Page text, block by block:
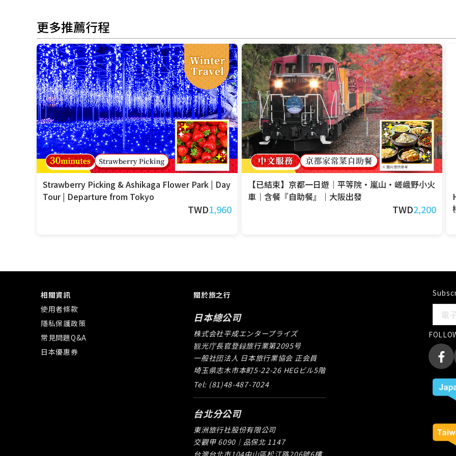
更多推薦行程
Strawberry Picking & Ashikaga Flower Park | Day
Tour | Departure from Tokyo
TWD1,960
【已結束】京都一日遊｜平等院・嵐山・嵯峨野小火
車｜含餐『自助餐』｜大阪出發
TWD2,200
相關資訊
使用者條款
隱私保護政策
常見問題Q&A
日本優惠券
關於旅之行
日本總公司
株式会社平成エンタープライズ
観光庁長官登録旅行業第2095号
一般社団法人 日本旅行業協会 正会員
埼玉県志木市本町5-22-26 HEGビル5階
Tel: (81)48-487-7024
台北分公司
東洲旅行社股份有限公司
交觀甲 6090｜品保北 1147
台灣台北市104中山區松江路206號6樓